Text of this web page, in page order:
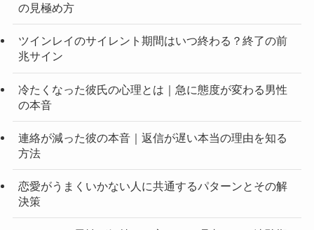
の見極め方
ツインレイのサイレント期間はいつ終わる？終了の前
兆サイン
冷たくなった彼氏の心理とは｜急に態度が変わる男性
の本音
連絡が減った彼の本音｜返信が遅い本当の理由を知る
方法
恋愛がうまくいかない人に共通するパターンとその解
決策